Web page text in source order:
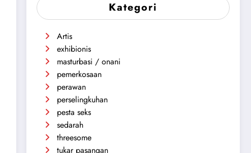
Kategori
Artis
exhibionis
masturbasi / onani
pemerkosaan
perawan
perselingkuhan
pesta seks
sedarah
threesome
tukar pasangan